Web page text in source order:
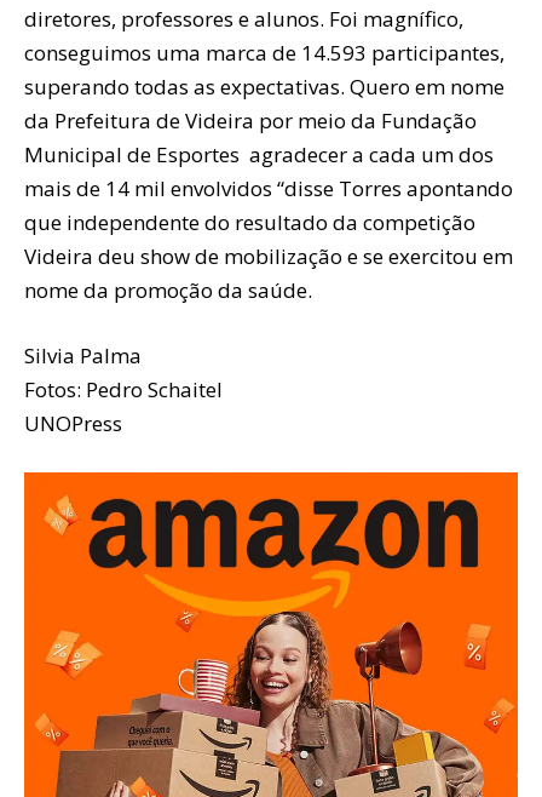
diretores, professores e alunos. Foi magnífico,
conseguimos uma marca de 14.593 participantes,
superando todas as expectativas. Quero em nome
da Prefeitura de Videira por meio da Fundação
Municipal de Esportes agradecer a cada um dos
mais de 14 mil envolvidos “disse Torres apontando
que independente do resultado da competição
Videira deu show de mobilização e se exercitou em
nome da promoção da saúde.
Silvia Palma
Fotos: Pedro Schaitel
UNOPress